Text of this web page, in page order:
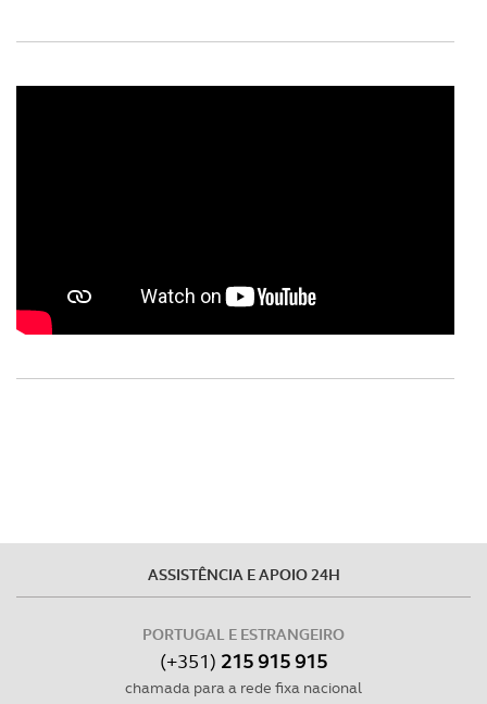
ASSISTÊNCIA E APOIO 24H
PORTUGAL E ESTRANGEIRO
(+351) 215 915 915
chamada para a rede fixa nacional